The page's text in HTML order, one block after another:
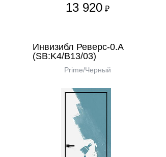
13 920 ₽
Инвизибл Реверс-0.А
(SB:K4/В13/03)
Prime/Черный